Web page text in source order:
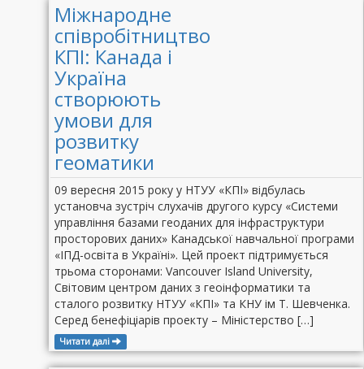
Міжнародне
співробітництво
КПІ: Канада і
Україна
створюють
умови для
розвитку
геоматики
09 вересня 2015 року у НТУУ «КПІ» відбулась
установча зустріч слухачів другого курсу «Системи
управління базами геоданих для інфраструктури
просторових даних» Канадської навчальної програми
«ІПД-освіта в Україні». Цей проект підтримується
трьома сторонами: Vancouver Island University,
Світовим центром даних з геоінформатики та
сталого розвитку НТУУ «КПІ» та КНУ ім Т. Шевченка.
Серед бенефіціарів проекту – Міністерство […]
Читати далі